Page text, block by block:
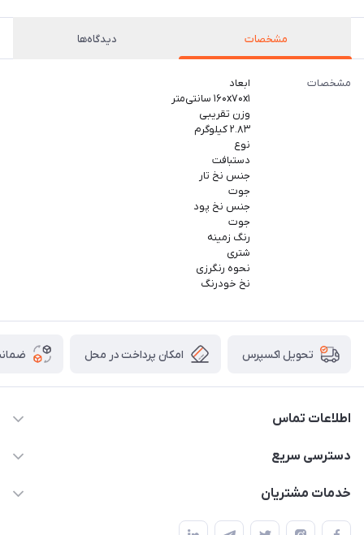
مشخصات دیدگاه‌ها
مشخصات
ابعاد
۱۶۰x۷۰x۱ سانتی‌متر
وزن تقریبی
۲.۸۳ کیلوگرم
نوع
دستبافت
جنس نخ تار
جوت
جنس نخ پود
جوت
رنگ زمینه
شتری
نحوه رنگرزی
نخ خودرنگ
تحویل اکسپرس امکان پرداخت در محل
اطلاعات تماس
09165044753
دسترسی سریع
حساب کاربری
خدمات مشتریان
قوانین و مقررات